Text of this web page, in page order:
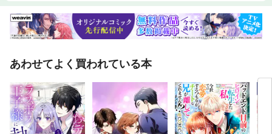
あわせてよく買われている本